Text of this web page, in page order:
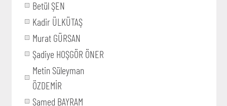
Betül ŞEN
Kadir ÜLKÜTAŞ
Murat GÜRSAN
Şadiye HOŞGÖR ÖNER
Metin Süleyman
ÖZDEMİR
Samed BAYRAM